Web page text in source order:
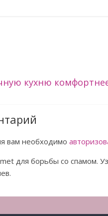
кухню
вам необходимо
для борьбы со спамом.